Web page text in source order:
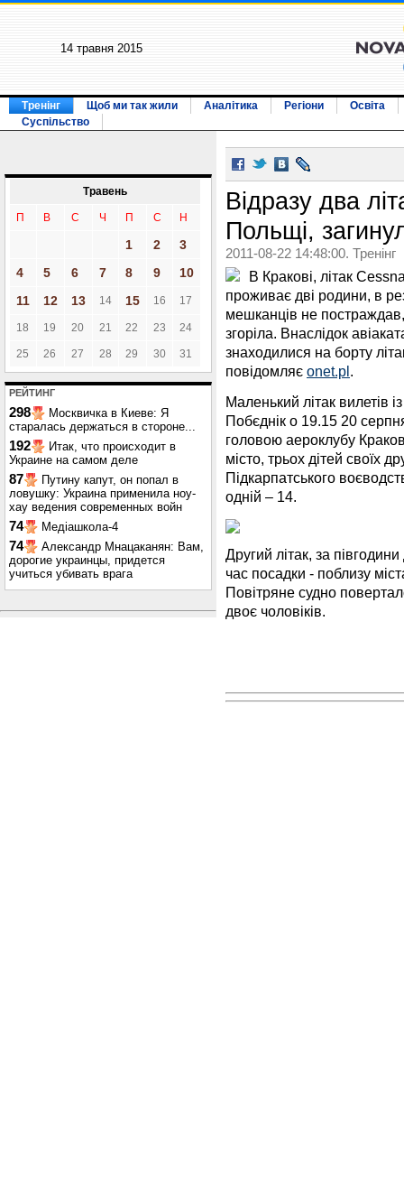
14 травня 2015
Тренінг Щоб ми так жили Аналітика Регіони
Освіта
Суспільство
Травень
П В С Ч П С Н
1 2
3
4
5 6 7 8 9
10
11
12 13 14 15 16 17
18 19 20 21 22 23 24
25 26 27 28 29 30 31
РЕЙТИНГ
298
Москвичка в Киеве: Я
старалась держаться в стороне...
192
Итак, что происходит в
Украине на самом деле
87
Путину капут, он попал в
ловушку: Украина применила ноу-
хау ведения современных войн
74 Медіашкола-4
74
Александр Мнацаканян: Вам,
дорогие украинцы, придется
учиться убивать врага
Відразу два
Польщі,
2011-08-22 14:48:00. Тренінг
В Кракові, літак
проживає дві родини, в
мешканців не
згоріла. Внаслідок
знаходилися на борту
повідомляє onet.pl.
Маленький літак вилетів
Побєднік о 19.15 20
головою аероклубу
місто, трьох дітей своїх
Підкарпатського
одній – 14.
Другий літак, за
час посадки - поблизу
Повітряне судно
двоє чоловіків.